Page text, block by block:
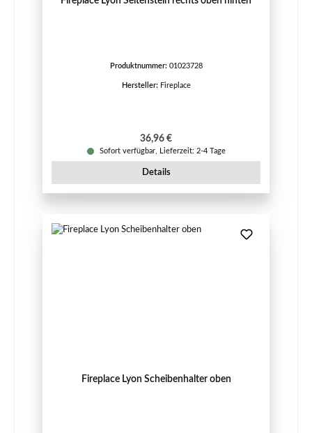
Produktnummer: 01023728
Hersteller: Fireplace
Regulärer Preis:
36,96 €
Sofort verfügbar, Lieferzeit: 2-4 Tage
Details
Fireplace Lyon Scheibenhalter oben